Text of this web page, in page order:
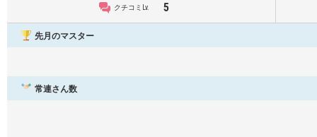
クチコミLv. 5
先月のマスター
常連さん数